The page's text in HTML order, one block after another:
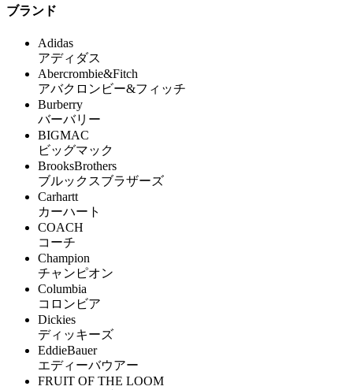
ブランド
Adidas
アディダス
Abercrombie&Fitch
アバクロンビー&フィッチ
Burberry
バーバリー
BIGMAC
ビッグマック
BrooksBrothers
ブルックスブラザーズ
Carhartt
カーハート
COACH
コーチ
Champion
チャンピオン
Columbia
コロンビア
Dickies
ディッキーズ
EddieBauer
エディーバウアー
FRUIT OF THE LOOM